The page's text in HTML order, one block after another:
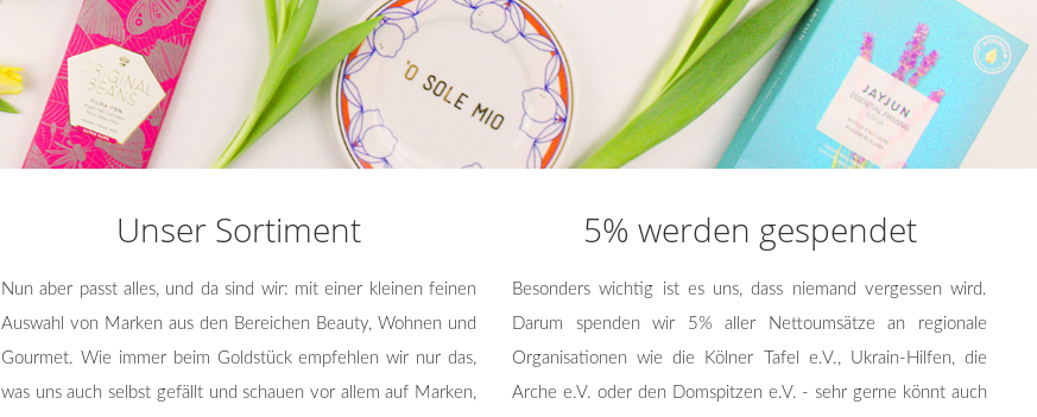
Unser Sortiment
Nun aber passt alles, und da sind wir: mit einer kleinen feinen
Auswahl von Marken aus den Bereichen Beauty, Wohnen und
Gourmet. Wie immer beim Goldstück empfehlen wir nur das,
was uns auch selbst gefällt und schauen vor allem auf Marken,
5% werden gespendet
Besonders wichtig ist es uns, dass niemand vergessen wird.
Darum spenden wir 5% aller Nettoumsätze an regionale
Organisationen wie die Kölner Tafel e.V., Ukrain-Hilfen, die
Arche e.V. oder den Domspitzen e.V. - sehr gerne könnt auch